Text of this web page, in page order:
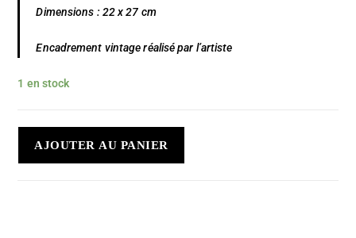
Dimensions : 22 x 27 cm
Encadrement vintage réalisé par l’artiste
1 en stock
AJOUTER AU PANIER